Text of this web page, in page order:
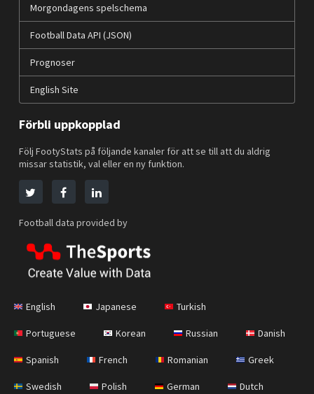
Morgondagens spelschema
Football Data API (JSON)
Prognoser
English Site
Förbli uppkopplad
Följ FootyStats på följande kanaler för att se till att du aldrig
missar statistik, val eller en ny funktion.
Football data provided by
English Japanese Turkish
Portuguese Korean Russian Danish
Spanish French Romanian Greek
Swedish Polish German Dutch